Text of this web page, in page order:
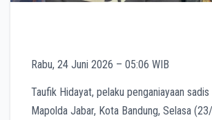
Rabu, 24 Juni 2026 – 05:06 WIB
Taufik Hidayat, pelaku penganiayaan
Mapolda Jabar, Kota Bandung, Selasa